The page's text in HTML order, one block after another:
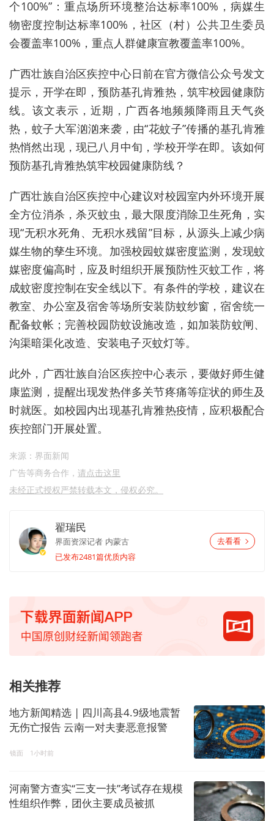
个100%”：重点场所环境整治达标率100%，病媒生
物密度控制达标率100%，社区（村）公共卫生委员
会覆盖率100%，重点人群健康宣教覆盖率100%。
广西壮族自治区疾控中心日前在官方微信公众号发文
提示，开学在即，预防基孔肯雅热，筑牢校园健康防
线。该文表示，近期，广西各地频频降雨且天气炎
热，蚊子大军汹汹来袭，由“花蚊子”传播的基孔肯雅
热悄然出现，现已八月中旬，学校开学在即。该如何
预防基孔肯雅热筑牢校园健康防线？
广西壮族自治区疾控中心建议对校园室内外环境开展
全方位消杀，杀灭蚊虫，最大限度消除卫生死角，实
现“无积水死角、无积水残留”目标，从源头上减少病
媒生物的孳生环境。加强校园蚊媒密度监测，发现蚊
媒密度偏高时，应及时组织开展预防性灭蚊工作，将
成蚊密度控制在安全线以下。有条件的学校，建议在
教室、办公室及宿舍等场所安装防蚊纱窗，宿舍统一
配备蚊帐；完善校园防蚊设施改造，如加装防蚊闸、
沟渠暗渠化改造、安装电子灭蚊灯等。
此外，广西壮族自治区疾控中心表示，要做好师生健
康监测，提醒出现发热伴多关节疼痛等症状的师生及
时就医。如校园内出现基孔肯雅热疫情，应积极配合
疾控部门开展处置。
来源：界面新闻
广告等商务合作， 请点击这里
未经正式授权严禁转载本文，侵权必究。
翟瑞民
界面资深记者 内蒙古
已发布2481篇优质内容
去看看
相关推荐
地方新闻精选 | 四川高县4.9级地震暂
无伤亡报告 云南一对夫妻恶意报警
镜面 1小时前
河南警方查实“三支一扶”考试存在规模
性组织作弊，团伙主要成员被抓